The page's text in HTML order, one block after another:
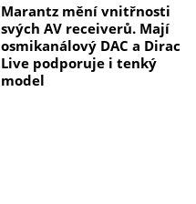
Marantz mění vnitřnosti
svých AV receiverů. Mají
osmikanálový DAC a Dirac
Live podporuje i tenký
model